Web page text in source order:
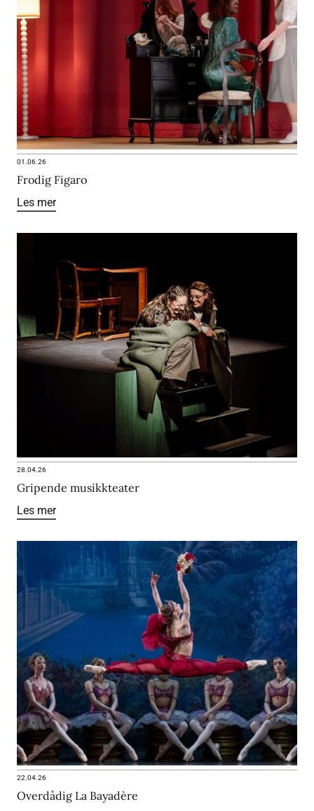
01.06.26
Frodig Figaro
Les mer
28.04.26
Gripende musikkteater
Les mer
22.04.26
Overdådig La Bayadère